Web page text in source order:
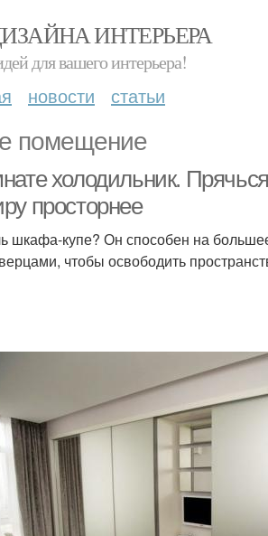
ИНТЕРЬЕРА
для вашего интерьера!
новости статьи
помещение
холодильник.
просторнее
шкафа-купе? Он способен на
чтобы освободить